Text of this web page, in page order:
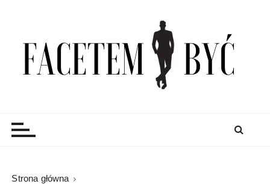
Strona główna